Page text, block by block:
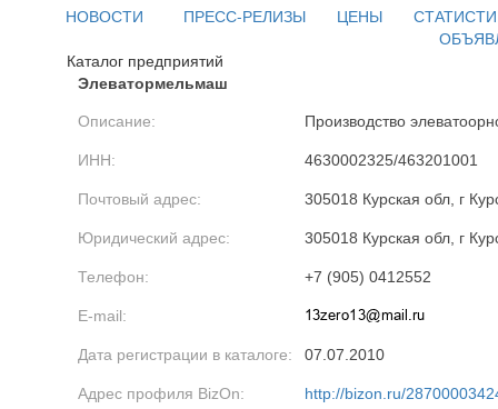
НОВОСТИ ПРЕСС-РЕЛИЗЫ ЦЕНЫ
Каталог предприятий
Элеватормельмаш
Описание: Производство
ИНН: 4630002325/463201001
Почтовый адрес: 305018 Курская обл, г
Юридический адрес: 305018 Курская обл, г
Телефон: +7 (905) 0412552
E-mail:
Дата регистрации в каталоге: 07.07.2010
Адрес профиля BizOn: http://bizon.ru/